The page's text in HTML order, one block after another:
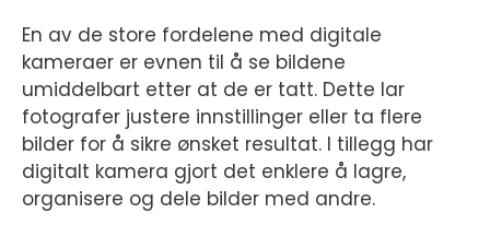
En av de store fordelene med digitale
kameraer er evnen til å se bildene
umiddelbart etter at de er tatt. Dette lar
fotografer justere innstillinger eller ta flere
bilder for å sikre ønsket resultat. I tillegg har
digitalt kamera gjort det enklere å lagre,
organisere og dele bilder med andre.